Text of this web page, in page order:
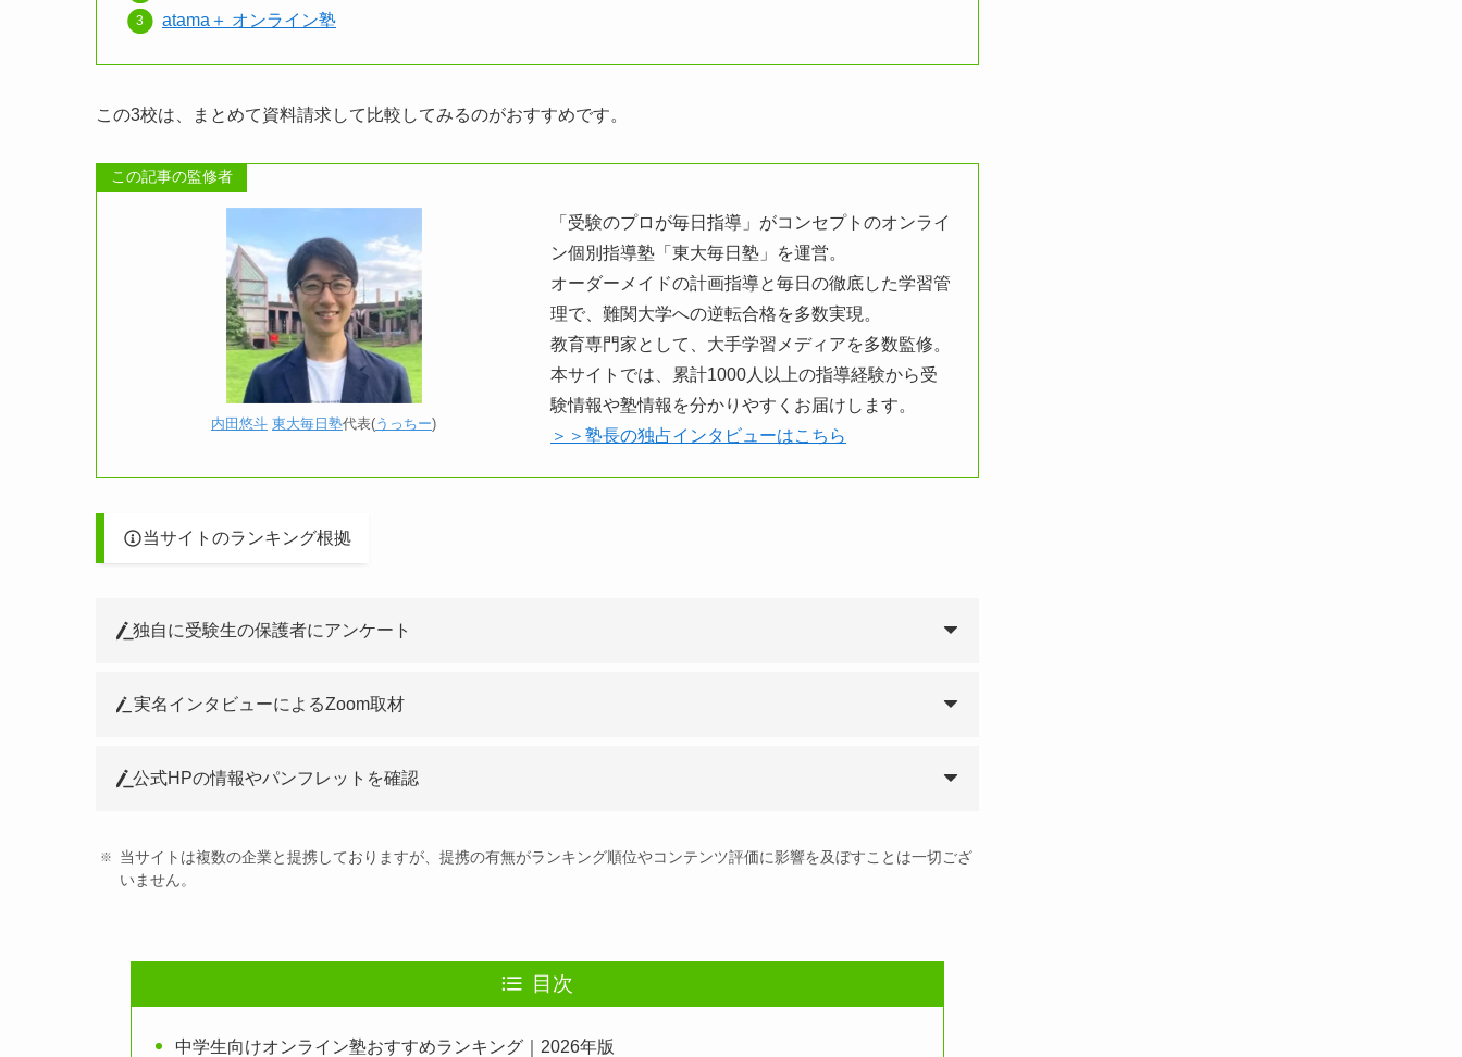
atama＋ オンライン塾
この3校は、まとめて資料請求して比較してみるのがおすすめです。
この記事の監修者
内田悠斗 東大毎日塾代表(うっちー)
「受験のプロが毎日指導」がコンセプトのオンライ
ン個別指導塾「東大毎日塾」を運営。
オーダーメイドの計画指導と毎日の徹底した学習管
理で、難関大学への逆転合格を多数実現。
教育専門家として、大手学習メディアを多数監修。
本サイトでは、累計1000人以上の指導経験から受
験情報や塾情報を分かりやすくお届けします。
＞＞塾長の独占インタビューはこちら
当サイトのランキング根拠
独自に受験生の保護者にアンケート
実名インタビューによるZoom取材
公式HPの情報やパンフレットを確認
当サイトは複数の企業と提携しておりますが、提携の有無がランキング順位やコンテンツ評価に影響を及ぼすことは一切ござ
いません。
目次
中学生向けオンライン塾おすすめランキング｜2026年版